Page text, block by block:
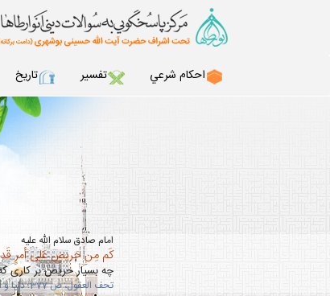
احكام شرعي تفسير تاريخ
امام صادق سلام الله عليه
كَم مِن حَريصٍ عَلى أمرٍ قَد
چه بسيار حريص بر كارى
تحف العقول، ص 377؛ دنيا و آخرت، ج 2، ص 186.